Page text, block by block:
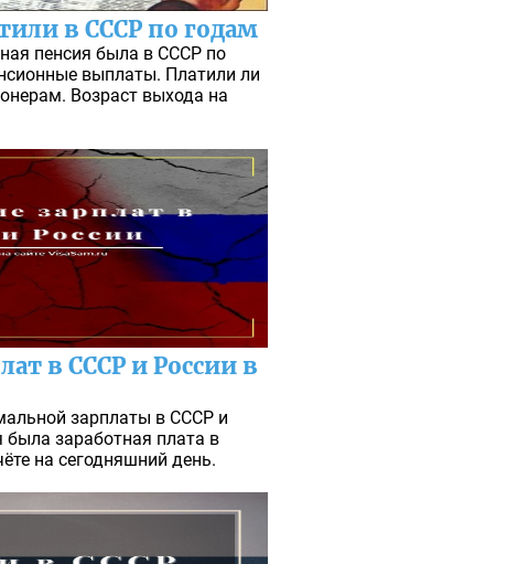
в СССР по годам
пенсия была в СССР по
выплаты. Платили ли
Возраст выхода на
в СССР и России в
зарплаты в СССР и
заработная плата в
на сегодняшний день.